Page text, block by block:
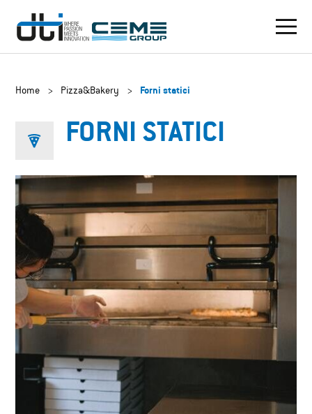
Home > Pizza&Bakery > Forni statici
FORNI STATICI